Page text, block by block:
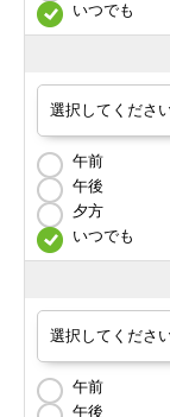
いつでも
午前
午後
夕方
いつでも
午前
午後